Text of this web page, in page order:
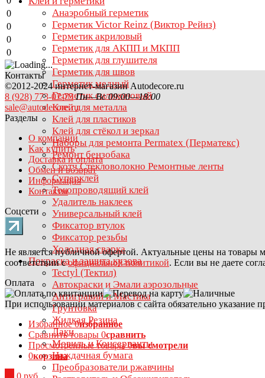
Анаэробный герметик
Герметик Victor Reinz (Виктор Рейнз)
Герметик акриловый
Герметик для АКПП и МКПП
Герметик для глушителя
Герметик для швов
Герметик медный
Герметик силиконовый
Клей для металла
Клей для пластиков
Клей для стёкол и зеркал
Наборы для ремонта Permatex (Перматекс)
Ремонт бензобака
Скотч Стекловолокно Ремонтные ленты
Суперклей
Токопроводящий клей
Удалитель наклеек
Универсальный клей
Фиксатор втулок
Фиксатор резьбы
Холодная сварка
Покраска и защита кузова
Tectyl (Тектил)
Автокраски и Эмали аэрозольные
Антигравий и Мастика
Грунтовка
Жидкая Резина
Лаки
Мовиль и Консерванты
Наждачная бумага
Преобразователи ржавчины
0
0
0
0
Контакты
©2012-2024 интернет-магазин Autodecore.ru
8 (928) 773-07-75 Пн—Вс 09:00—18:00
sale@autodecore.ru
Разделы
О компании
Как купить
Доставка и оплата
Обмен и возврат
Информация
Контакты
Соцсети
Не является публичной офертой. Актуальные цены на товары
соответствии софициальной политикой. Если вы не даете
Оплата
При использовании материалов с сайта обязательно указание
Избранное 0избранное
Сравнить товары 0сравнить
Просмотренные товары 0вы смотрели
0корзина
0 руб.